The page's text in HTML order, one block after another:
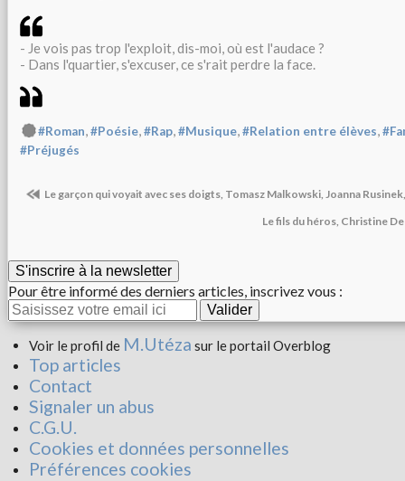
- Je vois pas trop l'exploit, dis-moi, où est l'audace ?
- Dans l'quartier, s'excuser, ce s'rait perdre la face.
#Roman,#Poésie,#Rap,#Musique,#Relation entre élèves,
#Préjugés
Le garçon qui voyait avec ses doigts, Tomasz Malkowski, Joanna
Le fils du héros, Christine
S'inscrire à la newsletter
Pour être informé des derniers articles, inscrivez vous :
Voir le profil de M.Utéza sur le portail Overblog
Top articles
Contact
Signaler un abus
C.G.U.
Cookies et données personnelles
Préférences cookies